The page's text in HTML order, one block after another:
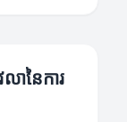
ានៃការ